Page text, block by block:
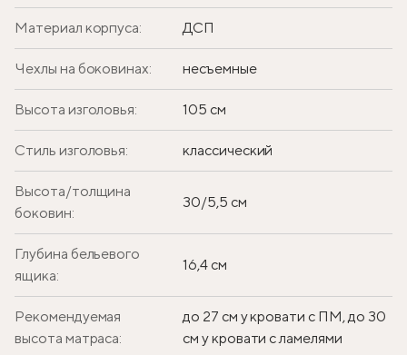
Материал корпуса: ДСП
Чехлы на боковинах: несъемные
Высота изголовья: 105 см
Стиль изголовья: классический
Высота/толщина
боковин:
30/5,5 см
Глубина бельевого
ящика:
16,4 см
Рекомендуемая
высота матраса:
до 27 см у кровати с ПМ, до 30
см у кровати с ламелями